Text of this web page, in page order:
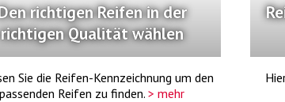
richtigen Reifen in der
richtigen Qualität wählen
Sie die Reifen-Kennzeichnung um den
passenden Reifen zu finden. > mehr